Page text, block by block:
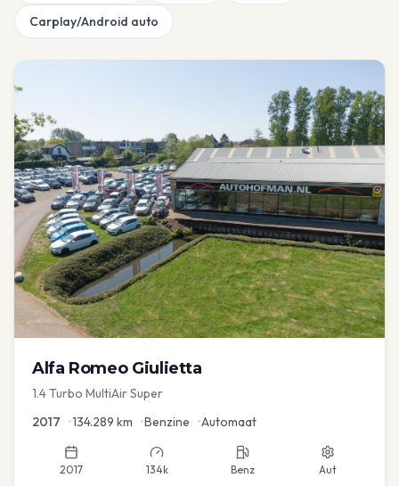
Carplay/Android auto
Alfa Romeo Giulietta
1.4 Turbo MultiAir Super
2017 •134.289 km •Benzine •Automaat
2017 134k Benz Aut